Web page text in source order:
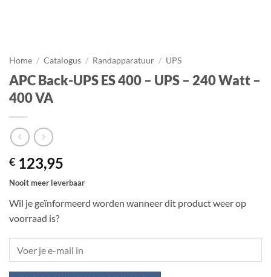
Home / Catalogus / Randapparatuur / UPS
APC Back-UPS ES 400 – UPS – 240 Watt –
400 VA
€ 123,95
Nooit meer leverbaar
Wil je geïnformeerd worden wanneer dit product weer op
voorraad is?